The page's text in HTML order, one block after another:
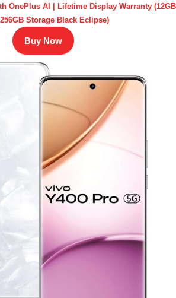
OnePlus AI | Lifetime Display Warranty (12GB
Storage Black Eclipse)
Buy Now